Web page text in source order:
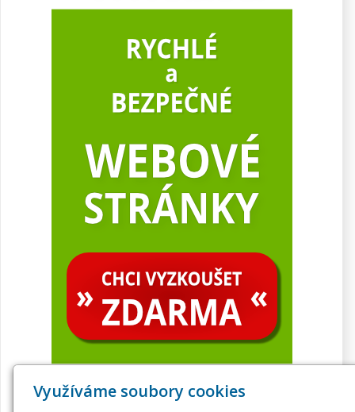
Využíváme soubory cookies